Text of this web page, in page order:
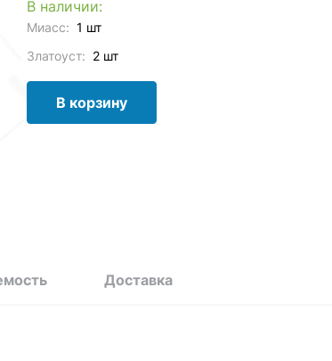
В наличии:
Миасс: 1 шт
Златоуст: 2 шт
В корзину
Доставка